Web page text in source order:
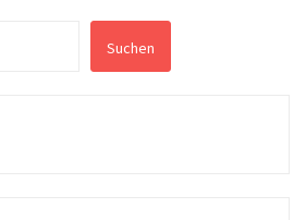
Suchen